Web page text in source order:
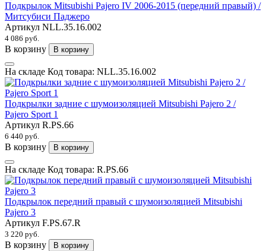
Подкрылок Mitsubishi Pajero IV 2006-2015 (передний правый) /
Митсубиси Паджеро
Артикул NLL.35.16.002
4 086 руб.
В корзину В корзину
На складе Код товара: NLL.35.16.002
Подкрылки задние с шумоизоляцией Mitsubishi Pajero 2 /
Pajero Sport 1
Артикул R.PS.66
6 440 руб.
В корзину В корзину
На складе Код товара: R.PS.66
Подкрылок передний правый с шумоизоляцией Mitsubishi
Pajero 3
Артикул F.PS.67.R
3 220 руб.
В корзину В корзину